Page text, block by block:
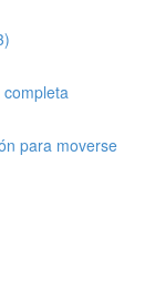
para moverse